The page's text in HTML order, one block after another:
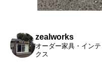
zealworks
オーダー家具・イン
クス